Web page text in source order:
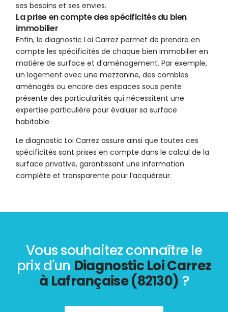
ses besoins et ses envies.
La prise en compte des spécificités du bien
immobilier
Enfin, le diagnostic Loi Carrez permet de prendre en
compte les spécificités de chaque bien immobilier en
matière de surface et d’aménagement. Par exemple,
un logement avec une mezzanine, des combles
aménagés ou encore des espaces sous pente
présente des particularités qui nécessitent une
expertise particulière pour évaluer sa surface
habitable.
Le diagnostic Loi Carrez assure ainsi que toutes ces
spécificités sont prises en compte dans le calcul de la
surface privative, garantissant une information
complète et transparente pour l’acquéreur.
Vous souhaitez connaître le
prix d'un Diagnostic Loi Carrez
à Lafrançaise (82130) ?